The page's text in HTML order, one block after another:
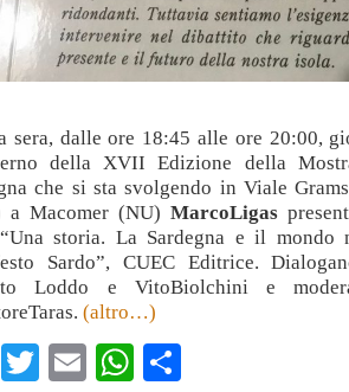
sera, dalle ore 18:45 alle ore 20:00,
della XVII Edizione della
che si sta svolgendo in Viale
a Macomer (NU) MarcoLigas
storia. La Sardegna e il mondo
Sardo”, CUEC Editrice.
Loddo e VitoBiolchini e
(altro…)
Facebook
TwitterEmailWhatsApp